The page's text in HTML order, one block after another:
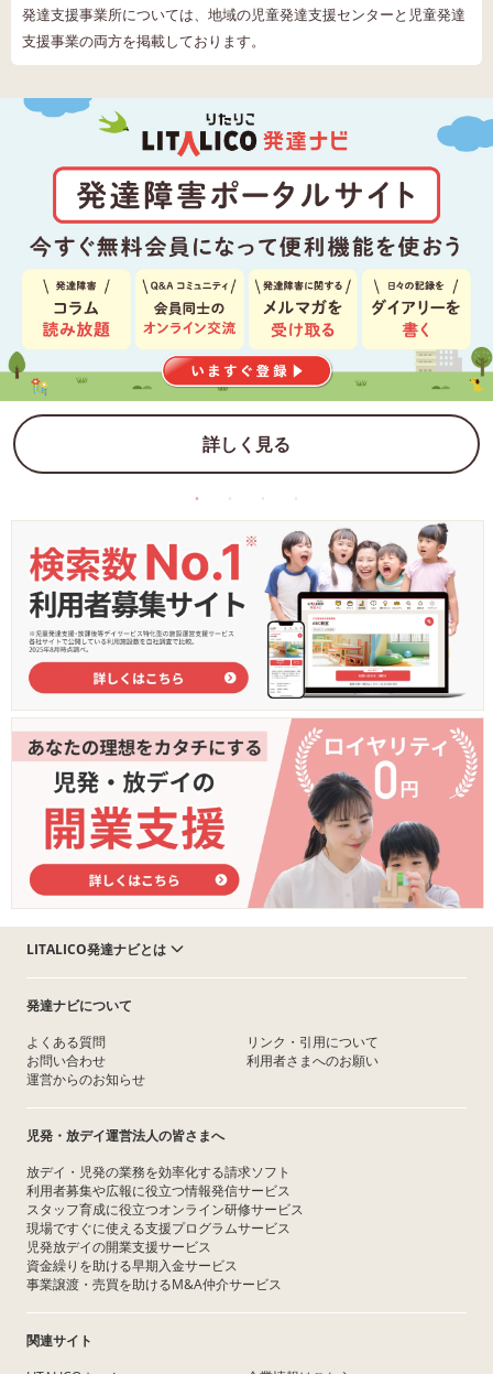
発達支援事業所については、地域の児童発達支援センターと児童発達
支援事業の両方を掲載しております。
詳しく見る
LITALICO発達ナビとは
発達ナビについて
よくある質問
お問い合わせ
運営からのお知らせ
リンク・引用について
利用者さまへのお願い
児発・放デイ運営法人の皆さまへ
放デイ・児発の業務を効率化する請求ソフト
利用者募集や広報に役立つ情報発信サービス
スタッフ育成に役立つオンライン研修サービス
現場ですぐに使える支援プログラムサービス
児発放デイの開業支援サービス
資金繰りを助ける早期入金サービス
事業譲渡・売買を助けるM&A仲介サービス
関連サイト